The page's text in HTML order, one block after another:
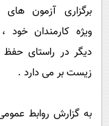
برگزاری آزمون های
ویژه کارمندان خود
دیگر در راستای
زیست بر می دارد .
به گزارش روابط